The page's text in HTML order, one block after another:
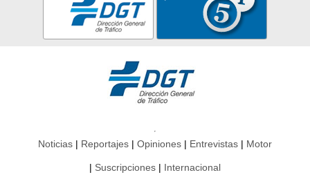
Noticias Reportajes Opiniones Entrevistas Motor
Suscripciones Internacional